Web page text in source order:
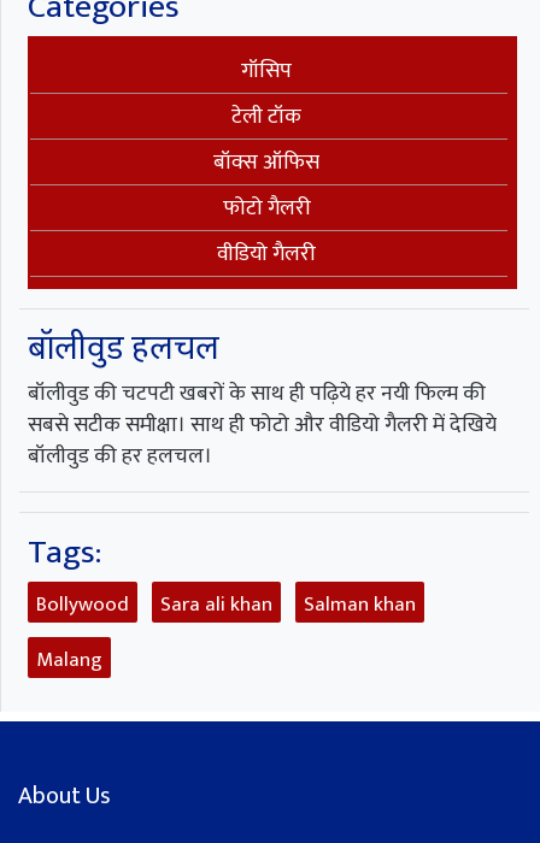
गॉसिप
टेली टॉक
बॉक्स ऑफिस
फोटो गैलरी
वीडियो गैलरी
बॉलीवुड हलचल
बॉलीवुड की चटपटी खबरों के साथ ही पढ़िये हर नयी फिल्म की
सबसे सटीक समीक्षा। साथ ही फोटो और वीडियो गैलरी में देखिये
बॉलीवुड की हर हलचल।
Tags:
Bollywood Sara ali khan
Salman khan
Malang
About Us